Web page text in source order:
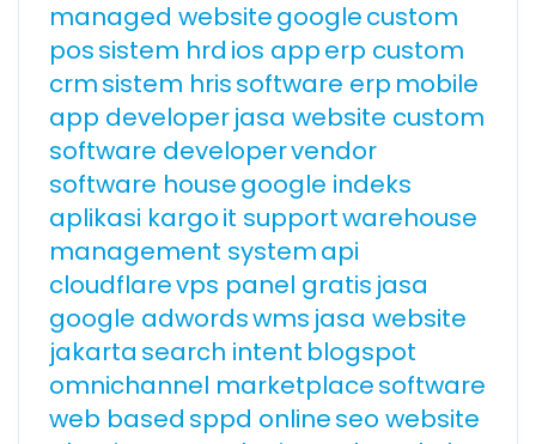
managed websitegooglecustom
possistem hrd ios apperp custom
crmsistem hrissoftware erp mobile
app developerjasa website custom
software developervendor
software housegoogle indeks
aplikasi kargoit supportwarehouse
management systemapi
cloudflarevps panel gratis jasa
google adwordswms jasa website
jakarta search intent blogspot
omnichannel marketplacesoftware
web based sppd onlineseo website